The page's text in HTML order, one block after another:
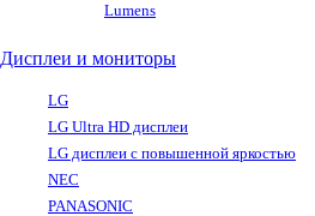
Lumens
Дисплеи и мониторы
LG
LG Ultra HD дисплеи
LG дисплеи с повышенной яркостью
NEC
PANASONIC